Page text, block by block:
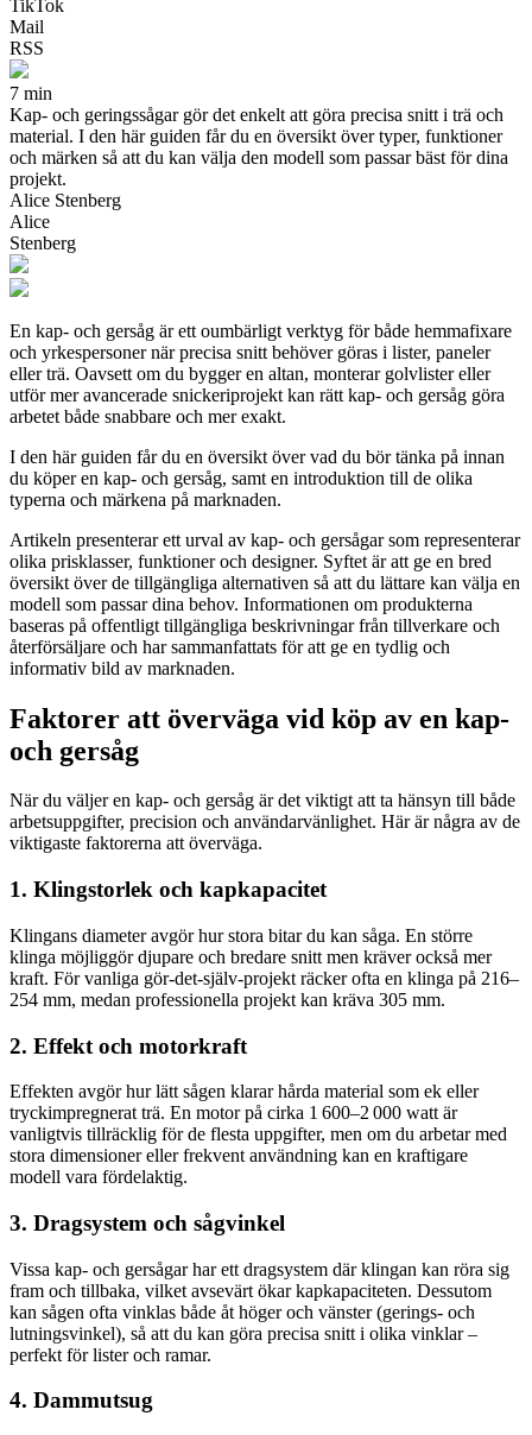
TikTok
Mail
RSS
7 min
Kap- och geringssågar gör det enkelt att göra precisa snitt i trä och
material. I den här guiden får du en översikt över typer, funktioner
och märken så att du kan välja den modell som passar bäst för dina
projekt.
Alice Stenberg
Alice
Stenberg
En kap- och gersåg är ett oumbärligt verktyg för både hemmafixare
och yrkespersoner när precisa snitt behöver göras i lister, paneler
eller trä. Oavsett om du bygger en altan, monterar golvlister eller
utför mer avancerade snickeriprojekt kan rätt kap- och gersåg göra
arbetet både snabbare och mer exakt.
I den här guiden får du en översikt över vad du bör tänka på innan
du köper en kap- och gersåg, samt en introduktion till de olika
typerna och märkena på marknaden.
Artikeln presenterar ett urval av kap- och gersågar som representerar
olika prisklasser, funktioner och designer. Syftet är att ge en bred
översikt över de tillgängliga alternativen så att du lättare kan välja en
modell som passar dina behov. Informationen om produkterna
baseras på offentligt tillgängliga beskrivningar från tillverkare och
återförsäljare och har sammanfattats för att ge en tydlig och
informativ bild av marknaden.
Faktorer att överväga vid köp av en kap-
och gersåg
När du väljer en kap- och gersåg är det viktigt att ta hänsyn till både
arbetsuppgifter, precision och användarvänlighet. Här är några av de
viktigaste faktorerna att överväga.
1. Klingstorlek och kapkapacitet
Klingans diameter avgör hur stora bitar du kan såga. En större
klinga möjliggör djupare och bredare snitt men kräver också mer
kraft. För vanliga gör-det-själv-projekt räcker ofta en klinga på 216–
254 mm, medan professionella projekt kan kräva 305 mm.
2. Effekt och motorkraft
Effekten avgör hur lätt sågen klarar hårda material som ek eller
tryckimpregnerat trä. En motor på cirka 1 600–2 000 watt är
vanligtvis tillräcklig för de flesta uppgifter, men om du arbetar med
stora dimensioner eller frekvent användning kan en kraftigare
modell vara fördelaktig.
3. Dragsystem och sågvinkel
Vissa kap- och gersågar har ett dragsystem där klingan kan röra sig
fram och tillbaka, vilket avsevärt ökar kapkapaciteten. Dessutom
kan sågen ofta vinklas både åt höger och vänster (gerings- och
lutningsvinkel), så att du kan göra precisa snitt i olika vinklar –
perfekt för lister och ramar.
4. Dammutsug